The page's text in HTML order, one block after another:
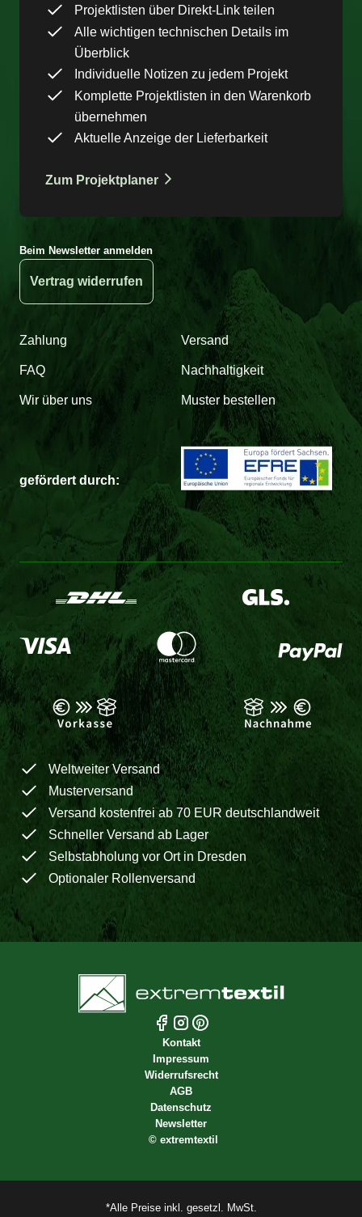
Projektlisten über Direkt-Link teilen
Alle wichtigen technischen Details im
Überblick
Individuelle Notizen zu jedem Projekt
Komplette Projektlisten in den Warenkorb
übernehmen
Aktuelle Anzeige der Lieferbarkeit
Zum Projektplaner
Beim Newsletter anmelden
Vertrag widerrufen
Zahlung Versand
FAQ Nachhaltigkeit
Wir über uns Muster bestellen
gefördert durch:
Weltweiter Versand
Musterversand
Versand kostenfrei ab 70 EUR deutschlandweit
Schneller Versand ab Lager
Selbstabholung vor Ort in Dresden
Optionaler Rollenversand
Kontakt
Impressum
Widerrufsrecht
AGB
Datenschutz
Newsletter
© extremtextil
*Alle Preise inkl. gesetzl. MwSt.